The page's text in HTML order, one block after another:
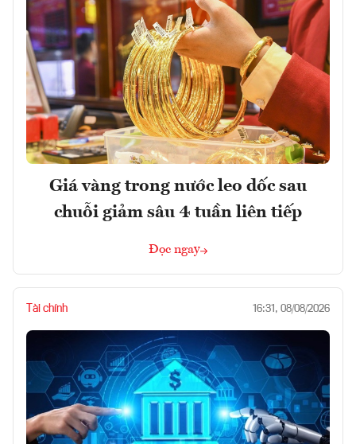
Giá vàng trong nước leo dốc sau
chuỗi giảm sâu 4 tuần liên tiếp
Đọc ngay
Tài chính 16:31, 08/08/2026